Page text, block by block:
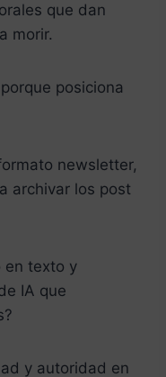
que dan
morir.
posiciona
newsletter,
archivar los post
en texto y
IA que
y autoridad en